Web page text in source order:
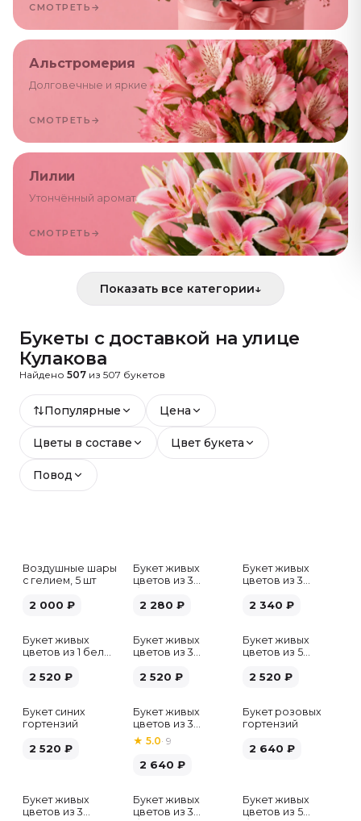
СМОТРЕТЬ →
Альстромерия
Долговечные и яркие
СМОТРЕТЬ →
Лилии
Утончённый аромат
СМОТРЕТЬ →
Показать все категории↓
Букеты с доставкой на улице
Кулакова
Найдено 507 из 507 букетов
Популярные Цена
Цветы в составе Цвет букета
Повод
Воздушные шары
с гелием, 5 шт
2 000 ₽
Букет живых
цветов из 3
2 280 ₽
Букет живых
цветов из 3
2 340 ₽
Букет живых
цветов из 1 белой
2 520 ₽
Букет живых
цветов из 3
2 520 ₽
Букет живых
цветов из 5
микс
2 520 ₽
Букет синих
гортензий
2 520 ₽
Букет живых
цветов из 3
розовых пионов
★ 5.0· 9
2 640 ₽
Букет розовых
гортензий
2 640 ₽
Букет живых
цветов из 3
Букет живых
цветов из 3
Хит
Букет живых
цветов из 5